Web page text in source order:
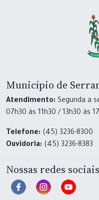
Município de
Atendimento: Segunda a
07h30 às 11h30 / 13h30 às
Telefone: (45) 3236-8300
Ouvidoria: (45) 3236-8383
Nossas redes sociais